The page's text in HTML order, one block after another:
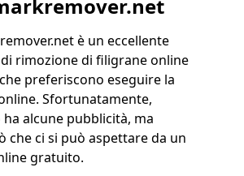
è un eccellente
rimozione di filigrane online
preferiscono eseguire la
Sfortunatamente,
alcune pubblicità, ma
che ci si può aspettare da un
gratuito.